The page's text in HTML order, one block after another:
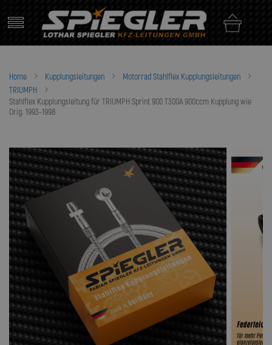
content
Home Kupplungsleitungen
Motorrad Stahlflex Kupplungsleitungen
TRIUMPH
Stahlflex Kupplungsleitung für TRIUMPH Sprint 900 T300A 900ccm Kupplung wie
Orig. 1993-1998